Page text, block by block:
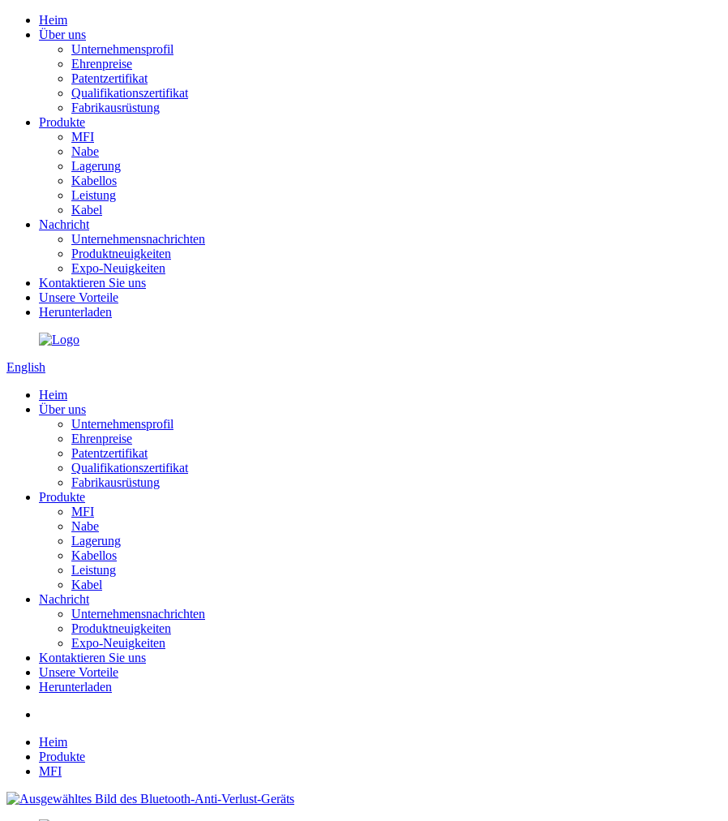
Heim
Über uns
Unternehmensprofil
Ehrenpreise
Patentzertifikat
Qualifikationszertifikat
Fabrikausrüstung
Produkte
MFI
Nabe
Lagerung
Kabellos
Leistung
Kabel
Nachricht
Unternehmensnachrichten
Produktneuigkeiten
Expo-Neuigkeiten
Kontaktieren Sie uns
Unsere Vorteile
Herunterladen
English
Heim
Über uns
Unternehmensprofil
Ehrenpreise
Patentzertifikat
Qualifikationszertifikat
Fabrikausrüstung
Produkte
MFI
Nabe
Lagerung
Kabellos
Leistung
Kabel
Nachricht
Unternehmensnachrichten
Produktneuigkeiten
Expo-Neuigkeiten
Kontaktieren Sie uns
Unsere Vorteile
Herunterladen
Heim
Produkte
MFI